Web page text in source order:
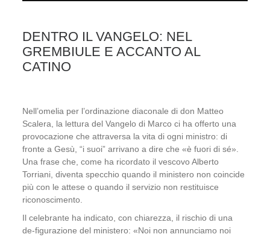
DENTRO IL VANGELO: NEL
GREMBIULE E ACCANTO AL
CATINO
Nell’omelia per l’ordinazione diaconale di don Matteo
Scalera, la lettura del Vangelo di Marcoci ha offerto una
provocazione che attraversa la vita di ogni ministro: di
fronte a Gesù, “i suoi” arrivano a dire che «è fuori di sé».
Una frase che, come ha ricordato il vescovo Alberto
Torriani , diventa specchio quando il ministero non coincide
più con le attese o quando il servizio non restituisce
riconoscimento.
Ilcelebrante ha indicato con chiarezza
il rischio di una
de-figurazione del ministero: «Noi non annunciamo noi